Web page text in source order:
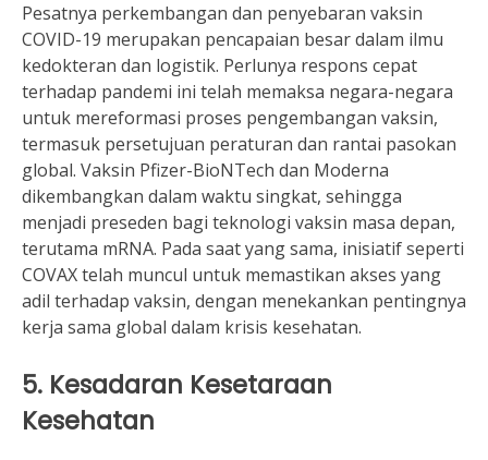
Pesatnya perkembangan dan penyebaran vaksin
COVID-19 merupakan pencapaian besar dalam ilmu
kedokteran dan logistik. Perlunya respons cepat
terhadap pandemi ini telah memaksa negara-negara
untuk mereformasi proses pengembangan vaksin,
termasuk persetujuan peraturan dan rantai pasokan
global. Vaksin Pfizer-BioNTech dan Moderna
dikembangkan dalam waktu singkat, sehingga
menjadi preseden bagi teknologi vaksin masa depan,
terutama mRNA. Pada saat yang sama, inisiatif seperti
COVAX telah muncul untuk memastikan akses yang
adil terhadap vaksin, dengan menekankan pentingnya
kerja sama global dalam krisis kesehatan.
5. Kesadaran Kesetaraan
Kesehatan